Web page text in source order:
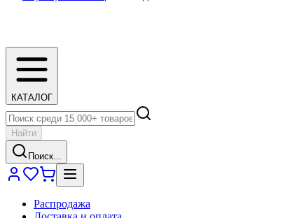
КАТАЛОГ
Найти
Поиск...
Распродажа